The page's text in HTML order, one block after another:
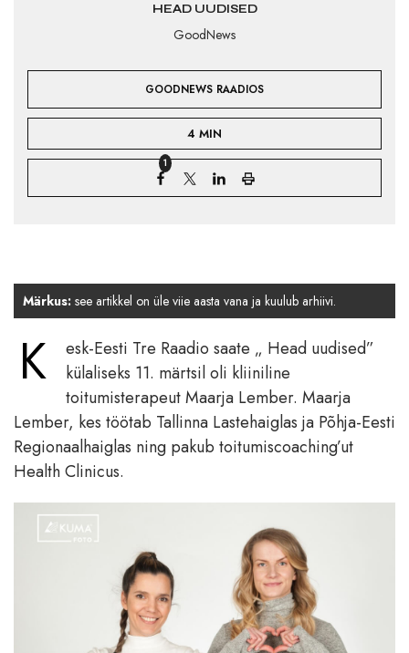
HEAD UUDISED
GoodNews
GOODNEWS RAADIOS
4 MIN
1
Märkus: see artikkel on üle viie aasta vana ja kuulub arhiivi.
K
esk-Eesti Tre Raadio saate „ Head uudised”
külaliseks 11. märtsil oli kliiniline
toitumisterapeut Maarja Lember. Maarja
Lember, kes töötab Tallinna Lastehaiglas ja Põhja-Eesti
Regionaalhaiglas ning pakub toitumiscoaching’ut
Health Clinicus.